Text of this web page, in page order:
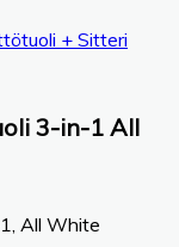
+ Sitteri
3-in-1 All